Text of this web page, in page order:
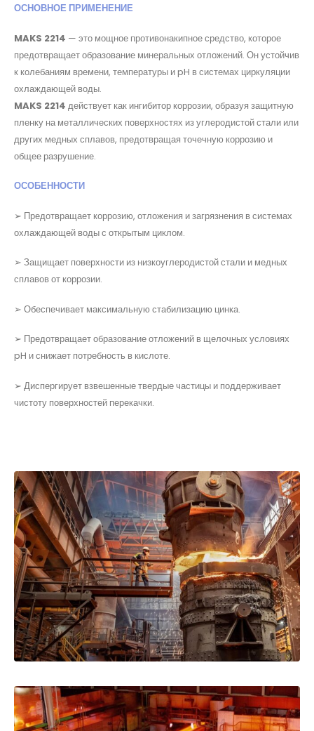
ОСНОВНОЕ ПРИМЕНЕНИЕ
MAKS 2214 — это мощное противонакипное средство, которое
предотвращает образование минеральных отложений. Он устойчив
к колебаниям времени, температуры и pH в системах циркуляции
охлаждающей воды.
MAKS 2214 действует как ингибитор коррозии, образуя защитную
пленку на металлических поверхностях из углеродистой стали или
других медных сплавов, предотвращая точечную коррозию и
общее разрушение.
ОСОБЕННОСТИ
➢ Предотвращает коррозию, отложения и загрязнения в системах
охлаждающей воды с открытым циклом.
➢ Защищает поверхности из низкоуглеродистой стали и медных
сплавов от коррозии.
➢ Обеспечивает максимальную стабилизацию цинка.
➢ Предотвращает образование отложений в щелочных условиях
pH и снижает потребность в кислоте.
➢ Диспергирует взвешенные твердые частицы и поддерживает
чистоту поверхностей перекачки.